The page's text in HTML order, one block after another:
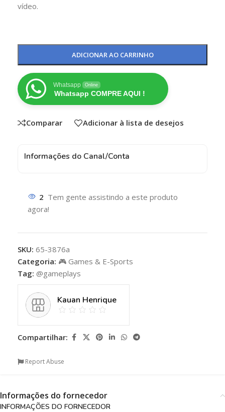
vídeo.
ADICIONAR AO CARRINHO
Whatsapp Online
Whatsapp COMPRE AQUI !
Comparar Adicionar à lista de desejos
Informações do Canal/Conta
2 Tem gente assistindo a este produto
agora!
SKU: 65-3876a
Categoria: 🎮 Games & E-Sports
Tag: @gameplays
Kauan Henrique
Compartilhar:
Report Abuse
Informações do fornecedor
INFORMAÇÕES DO FORNECEDOR